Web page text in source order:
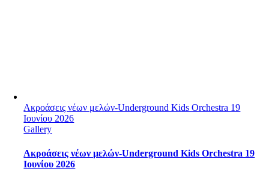
Ακροάσεις νέων μελών-Underground Kids Orchestra 19
Ιουνίου 2026
Gallery
Ακροάσεις νέων μελών-Underground Kids Orchestra 19
Ιουνίου 2026